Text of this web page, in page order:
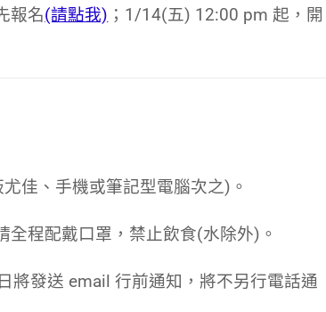
報名(請點我) ； 1/14(五) 12:00 pm 起，開
佳、手機或筆記型電腦次之)。
程配戴口罩，禁止飲食(水除外)。
將發送 email 行前通知，將不另行電話通